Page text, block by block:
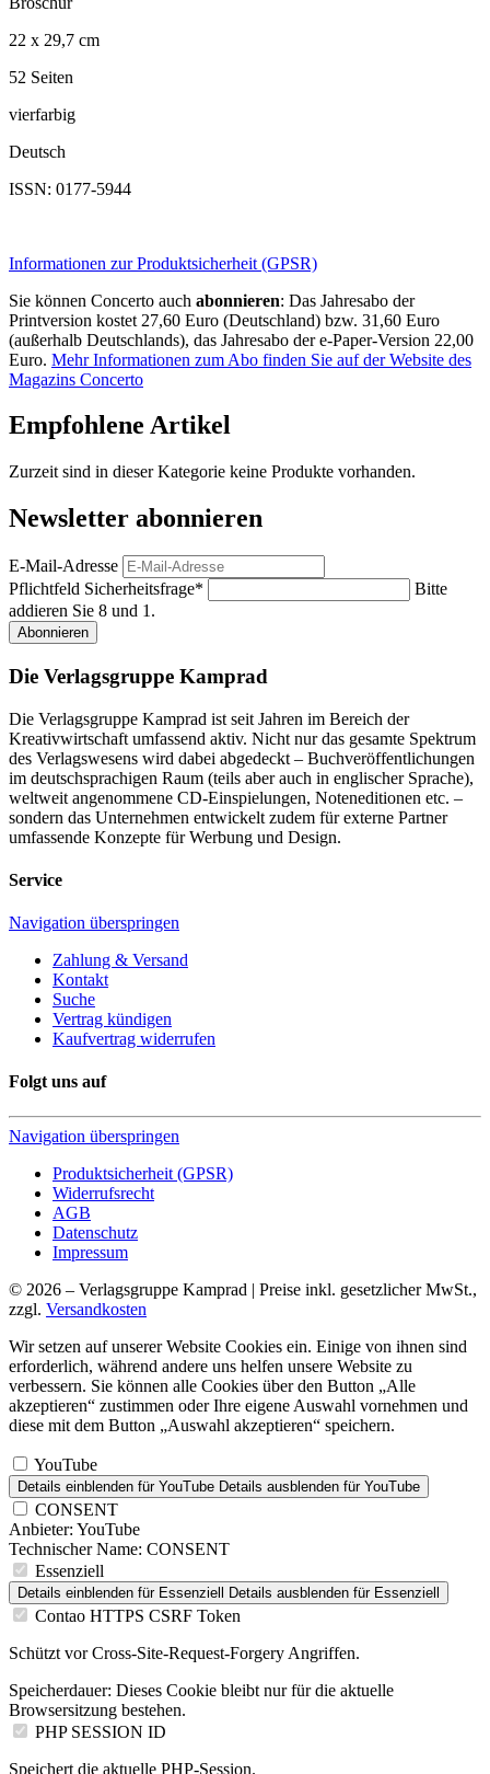
22 x 29,7 cm
52 Seiten
vierfarbig
Deutsch
ISSN: 0177-5944
Informationen zur Produktsicherheit (GPSR)
Sie können Concerto auch abonnieren: Das Jahresabo der
Printversion kostet 27,60 Euro (Deutschland) bzw. 31,60 Euro
(außerhalb Deutschlands), das Jahresabo der e-Paper-Version 22,00
Euro. Mehr Informationen zum Abo finden Sie auf der Website des
Magazins Concerto
Empfohlene Artikel
Zurzeit sind in dieser Kategorie keine Produkte vorhanden.
Newsletter abonnieren
E-Mail-Adresse
Pflichtfeld Sicherheitsfrage*
Bitte
addieren Sie 8 und 1.
Abonnieren
Die Verlagsgruppe Kamprad
Die Verlagsgruppe Kamprad ist seit Jahren im Bereich der
Kreativwirtschaft umfassend aktiv. Nicht nur das gesamte Spektrum
des Verlagswesens wird dabei abgedeckt – Buchveröffentlichungen
im deutschsprachigen Raum (teils aber auch in englischer Sprache),
weltweit angenommene CD-Einspielungen, Noteneditionen etc. –
sondern das Unternehmen entwickelt zudem für externe Partner
umfassende Konzepte für Werbung und Design.
Service
Navigation überspringen
Zahlung & Versand
Kontakt
Suche
Vertrag kündigen
Kaufvertrag widerrufen
Folgt uns auf
Navigation überspringen
Produktsicherheit (GPSR)
Widerrufsrecht
AGB
Datenschutz
Impressum
© 2026 – Verlagsgruppe Kamprad | Preise inkl. gesetzlicher MwSt.,
zzgl. Versandkosten
Wir setzen auf unserer Website Cookies ein. Einige von ihnen sind
erforderlich, während andere uns helfen unsere Website zu
verbessern. Sie können alle Cookies über den Button „Alle
akzeptieren“ zustimmen oder Ihre eigene Auswahl vornehmen und
diese mit dem Button „Auswahl akzeptieren“ speichern.
YouTube
Details einblenden für YouTube Details ausblenden für YouTube
CONSENT
Anbieter: YouTube
Technischer Name: CONSENT
Essenziell
Details einblenden für Essenziell Details ausblenden für Essenziell
Contao HTTPS CSRF Token
Schützt vor Cross-Site-Request-Forgery Angriffen.
Speicherdauer: Dieses Cookie bleibt nur für die aktuelle
Browsersitzung bestehen.
PHP SESSION ID
Speichert die aktuelle PHP-Session.